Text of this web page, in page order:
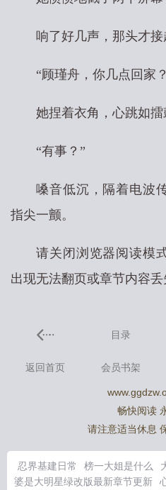
响了好几声，那头才接
“顾瑾舟，你几点回家
她捏着衣角，心跳如擂
“有事？”
嗓音低沉，隔着电波
指尖一颤。
请关闭浏览器阅读模
出现无法翻页或章节内容丢
目录
返回首页 会员书架
畅快阅读
请注意适当休息
忍界基建日常 榜一大姐是什么
婆是大明星绿改版最新章节更新